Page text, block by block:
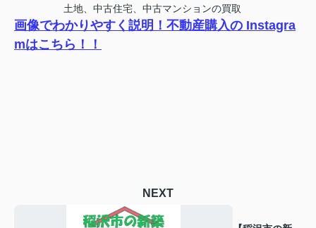
土地、中古住宅、中古マンションの買取
画像でわかりやすく説明！不動産購入の Instagra
mはこちら！！
NEXT